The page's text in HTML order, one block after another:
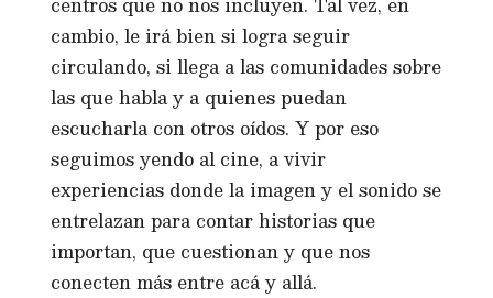
cambio, le irá bien si logra seguir
circulando, si llega a las comunidades sobre
las que habla y a quienes puedan
escucharla con otros oídos. Y por eso
seguimos yendo al cine, a vivir
experiencias donde la imagen y el sonido se
entrelazan para contar historias que
importan, que cuestionan y que nos
conecten más entre acá y allá.